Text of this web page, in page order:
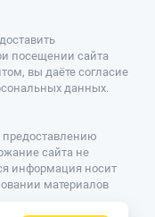
посещении сайта
вы даёте согласие
данных.
предоставлению
сайта не
информация носит
материалов